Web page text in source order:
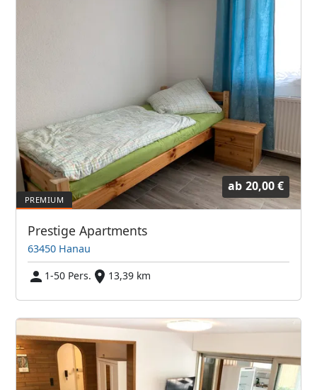
ab 20,00 €
Prestige Apartments
63450 Hanau
1-50 Pers.
13,39 km